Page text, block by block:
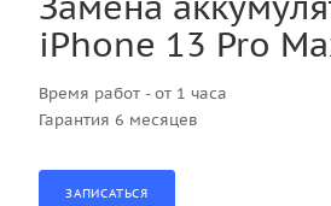
iPhone 13 Pro
Время работ - от 1 часа
Гарантия 6 месяцев